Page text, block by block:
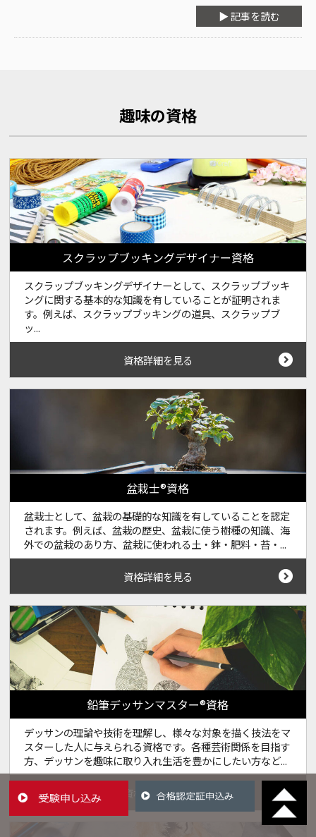
▶ 記事を読む
趣味の資格
スクラップブッキングデザイナー資格
スクラップブッキングデザイナーとして、スクラップブッキ
ングに関する基本的な知識を有していることが証明されま
す。例えば、スクラップブッキングの道具、スクラップブ
ッ...
資格詳細を見る
盆栽士®資格
盆栽士として、盆栽の基礎的な知識を有していることを認定
されます。例えば、盆栽の歴史、盆栽に使う樹種の知識、海
外での盆栽のあり方、盆栽に使われる土・鉢・肥料・苔・...
資格詳細を見る
鉛筆デッサンマスター®資格
デッサンの理論や技術を理解し、様々な対象を描く技法をマ
スターした人に与えられる資格です。各種芸術関係を目指す
方、デッサンを趣味に取り入れ生活を豊かにしたい方など...
資格詳細を見る